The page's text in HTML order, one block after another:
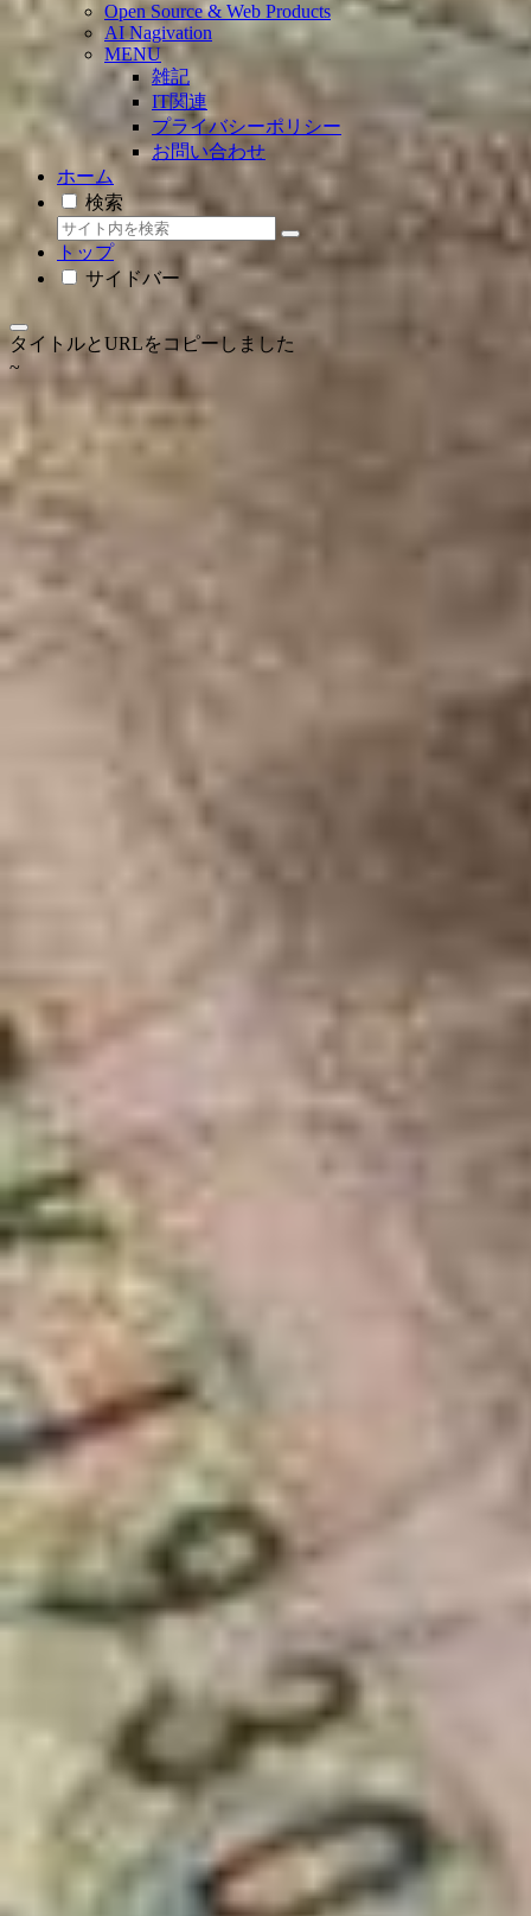
Open Source & Web Products
AI Nagivation
MENU
雑記
IT関連
プライバシーポリシー
お問い合わせ
ホーム
検索
トップ
サイドバー
タイトルとURLをコピーしました
~